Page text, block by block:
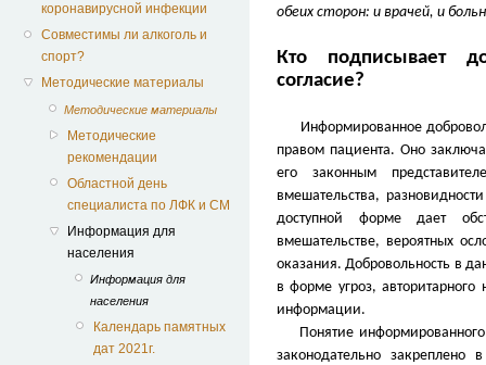
коронавирусной инфекции
Совместимы ли алкоголь и
спорт?
Методические материалы
Методические материалы
Методические
рекомендации
Областной день
специалиста по ЛФК и СМ
Информация для
населения
Информация для
населения
Календарь памятных
дат 2021г.
обеих сторон: и врачей, и
Кто подписывает
согласие?
Информированное
правом пациента. Оно
его законным
вмешательства,
доступной форме дает
вмешательстве, вероятных
оказания. Добровольность в
в форме угроз,
информации.
Понятие информированного
законодательно